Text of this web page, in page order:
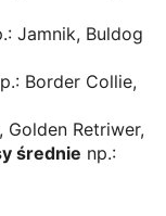
Jamnik, Buldog
Border Collie,
Golden Retriwer,
średnie np.: